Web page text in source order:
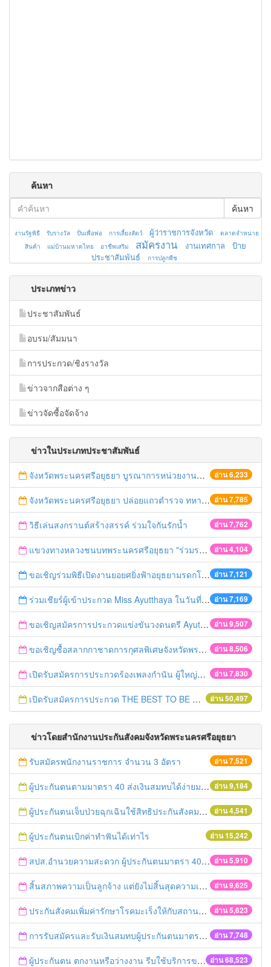
ค้นหา
ค้นหา
งานรัฐพิธี รับรางวัล ปั่นเพื่อพ่อ การเลี้ยงสัตว์ ผู้ว่าราชการจังหวัด
ตลาดจำหน่าย
สินค้า
แม่บ้านมหาดไทย อาชีพเสริม สมัครงาน งานเทศกาล
ป้าย
ประชาสัมพันธ์
การปลูกพืช
ประเภทข่าว
ประชาสัมพันธ์
อบรม/สัมมนา
การประกวด/ชิงรางวัล
ข่าวจากสือต่าง ๆ
ข่าวจัดซื้อจัดจ้าง
ข่าวในประเภทประชาสัมพันธ์
อ่าน 6,233
จังหวัดพระนครศรีอยุธยา บูรณาการหน่วยงานที่เกี่ยวข้อง ลงพื้นที่จัดระเบียบและดำเนินมาตรการตามบทลงโทษสูงสุดกับผู้ประกอบการร้านค้าที่ยังฝ่าฝืนตั้งร้านค้ารุกล้ำเขตพื้นที่ทางหลวง เตรียมความปลอดภัยก่อนเทศกาลสงกรานต์
อ่าน 7,785
จังหวัดพระนครศรีอยุธยา ปล่อยแถวตำรวจ ทหาร ฝ่ายปกครอง กว่า 100 นาย ตรวจเข้มท่ารถสาธารณะ สถานีขนส่งรถโดยสาร วินรถตู้ และสถานีรถไฟ เตรียมรับมือเทศกาลสงกรานต์
อ่าน 7,762
วิธีเล่นสงกรานต์สร้างสรรค์ ร่วมใจกันรักน้ำ
อ่าน 4,104
แขวงทางหลวงชนบทพระนครศรีอยุธยา "ร่วมรณรงค์ ขับช้า เปิดไฟหน้า คาดเข็มขัด" เทศกาลสงกรานต์ ปี 2561
อ่าน 7,121
ขอเชิญร่วมพิธีเปิดงานยอยศยิ่งฟ้าอยุธยามรดกโลก
อ่าน 7,169
ร่วมเชียร์ผู้เข้าประกวด Miss Ayutthaya ในวันที่ 15 ธันวาคม 2560
อ่าน 9,507
ขอเชิญสมัครการประกวดแข่งขันวงดนตรี Ayutthaya battle of the bands
อ่าน 8,506
ขอเชิญซื้อสลากกาชาดการกุศลพิเศษจังหวัดพระนครศรีอยุธยา 2560
อ่าน 7,830
เปิดรับสมัครการประกวดร้องเพลงกำนัน ผู้ใหญ่บ้าน ฯลฯ
อ่าน 50,497
เปิดรับสมัครการประกวด THE BEST TO BE NUMBER ONE
ข่าวโดยสำนักงานประกันสังคมจังหวัดพระนครศรีอยุธยา
อ่าน 7,521
รับสมัครพนักงานราชการ จำนวน 3 อัตรา
อ่าน 9,184
ผู้ประกันตนตามมาตรา 40 ส่งเงินสมทบได้ง่ายมาก
อ่าน 4,541
ผู้ประกันตนเจ็บป่วยฉุกเฉินใช้สิทธิประกันสังคมได้ทุกที่ทุกเวลา
อ่าน 15,242
ผู้ประกันตนเบิกค่าทำฟันได้เท่าไร
อ่าน 5,910
สปส.อำนวยความสะดวก ผู้ประกันตนมาตรา 40 ชำระเงินสมทบผ่านเคาเตอร์เซอร์วิส
อ่าน 9,625
สิ้นสภาพความเป็นลูกจ้าง แต่ยังไม่สิ้นสุดความเป็นผู้ประกันตน
อ่าน 5,623
ประกันสังคมเพิ่มค่ารักษาโรคมะเร็งให้กับสถานพยาบาล
อ่าน 7,748
การรับสมัครและรับเงินสมทบผู้ประกันตนมาตรา 40
อ่าน 68,523
ผู้ประกันตน ตกงานหรือว่างงาน รีบใช้บริการของสำนักงานประกันสังคม